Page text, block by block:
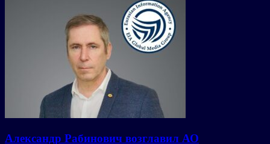
Александр Рабинович возглавил АО